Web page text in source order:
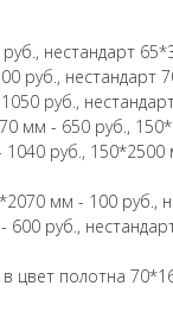
нестандарт
руб., нестандарт
руб.,
мм - 650 руб.,
1040 руб.,
мм - 100 руб.,
руб.,
полотна